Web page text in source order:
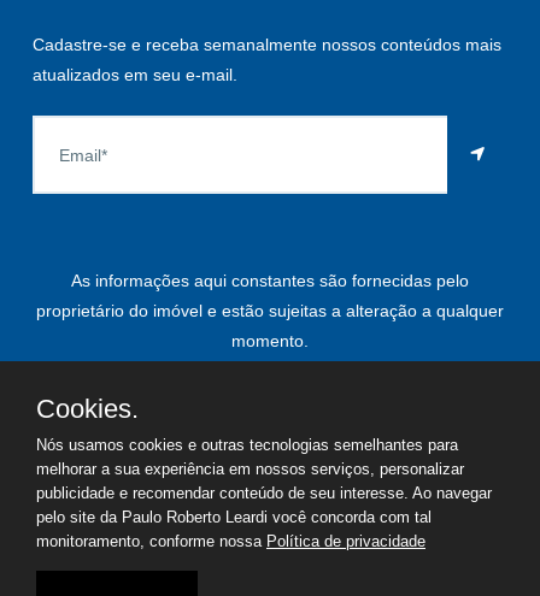
Cadastre-se e receba semanalmente nossos conteúdos mais
atualizados em seu e-mail.
As informações aqui constantes são fornecidas pelo
proprietário do imóvel e estão sujeitas a alteração a qualquer
momento.
©2026Copyright - Paulo Roberto Leardi | Todos os direitos
reservados
Termos de uso Política de privacidade
Cookies.
Nós usamos cookies e outras tecnologias semelhantes para
melhorar a sua experiência em nossos serviços, personalizar
publicidade e recomendar conteúdo de seu interesse. Ao navegar
pelo site da Paulo Roberto Leardi você concorda com tal
monitoramento, conforme nossa Política de privacidade